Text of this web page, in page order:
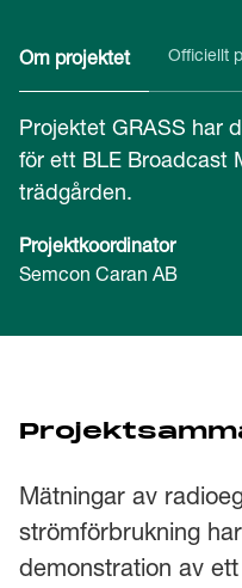
Om projektet Officiellt
Projektet GRASS har
för ett BLE Broadcast
trädgården.
Projektkoordinator
Semcon Caran AB
Mätningar av
strömförbrukning
demonstration av